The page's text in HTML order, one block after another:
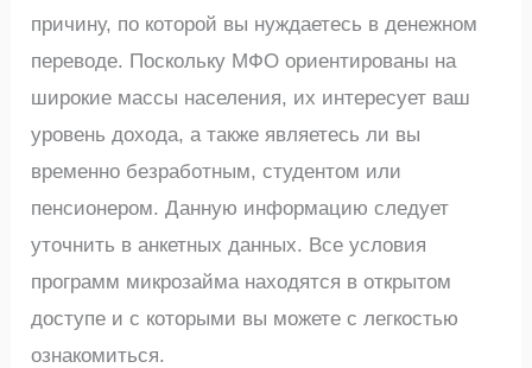
причину, по которой вы нуждаетесь в денежном
переводе. Поскольку МФО ориентированы на
широкие массы населения, их интересует ваш
уровень дохода, а также являетесь ли вы
временно безработным, студентом или
пенсионером. Данную информацию следует
уточнить в анкетных данных. Все условия
программ микрозайма находятся в открытом
доступе и с которыми вы можете с легкостью
ознакомиться.